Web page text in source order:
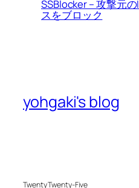
SSBlocker – 攻撃元
スをブロック
yohgaki's blog
Twenty Twenty-Five